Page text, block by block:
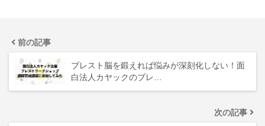
前の記事
ブレスト脳を鍛えれば悩みが深刻化しない！面
白法人カヤックのブレ…
次の記事